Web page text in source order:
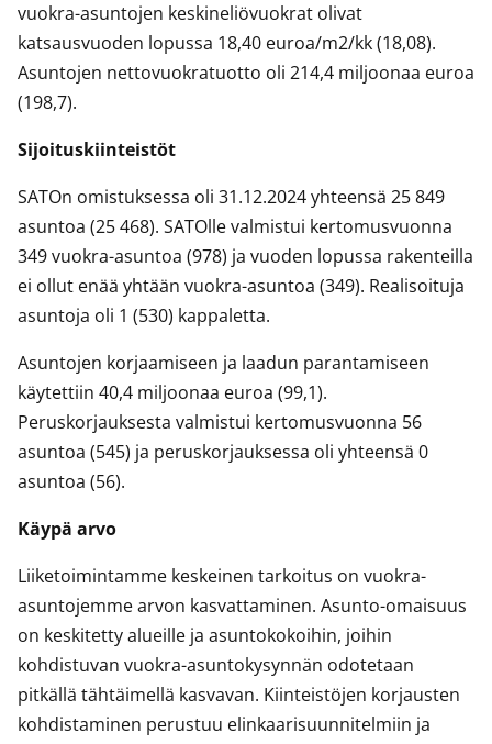
vuokra-asuntojen keskineliövuokrat olivat
katsausvuoden lopussa 18,40 euroa/m2/kk (18,08).
Asuntojen nettovuokratuotto oli 214,4 miljoonaa euroa
(198,7).
Sijoituskiinteistöt
SATOn omistuksessa oli 31.12.2024 yhteensä 25 849
asuntoa (25 468). SATOlle valmistui kertomusvuonna
349 vuokra-asuntoa (978) ja vuoden lopussa rakenteilla
ei ollut enää yhtään vuokra-asuntoa (349). Realisoituja
asuntoja oli 1 (530) kappaletta.
Asuntojen korjaamiseen ja laadun parantamiseen
käytettiin 40,4 miljoonaa euroa (99,1).
Peruskorjauksesta valmistui kertomusvuonna 56
asuntoa (545) ja peruskorjauksessa oli yhteensä 0
asuntoa (56).
Käypä arvo
Liiketoimintamme keskeinen tarkoitus on vuokra-
asuntojemme arvon kasvattaminen. Asunto-omaisuus
on keskitetty alueille ja asuntokokoihin, joihin
kohdistuvan vuokra-asuntokysynnän odotetaan
pitkällä tähtäimellä kasvavan. Kiinteistöjen korjausten
kohdistaminen perustuu elinkaarisuunnitelmiin ja